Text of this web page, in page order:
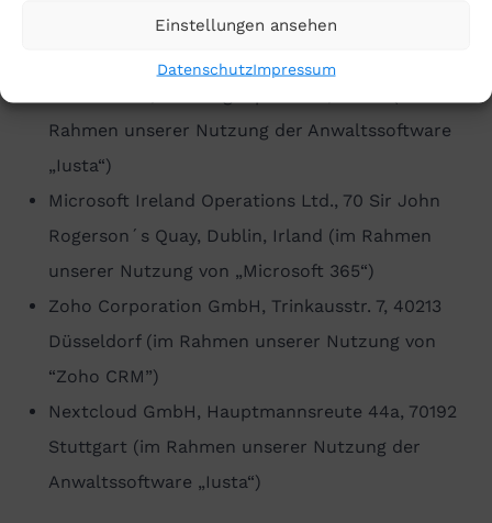
Einstellungen ansehen
DatenschutzImpressum
Rahmen unserer Nutzung der Anwaltssoftware
„Iusta“)
Microsoft Ireland Operations Ltd., 70 Sir John
Rogerson´s Quay, Dublin, Irland (im Rahmen
unserer Nutzung von „Microsoft 365“)
Zoho Corporation GmbH, Trinkausstr. 7, 40213
Düsseldorf (im Rahmen unserer Nutzung von
“Zoho CRM”)
Nextcloud GmbH, Hauptmannsreute 44a, 70192
Stuttgart (im Rahmen unserer Nutzung der
Anwaltssoftware „Iusta“)